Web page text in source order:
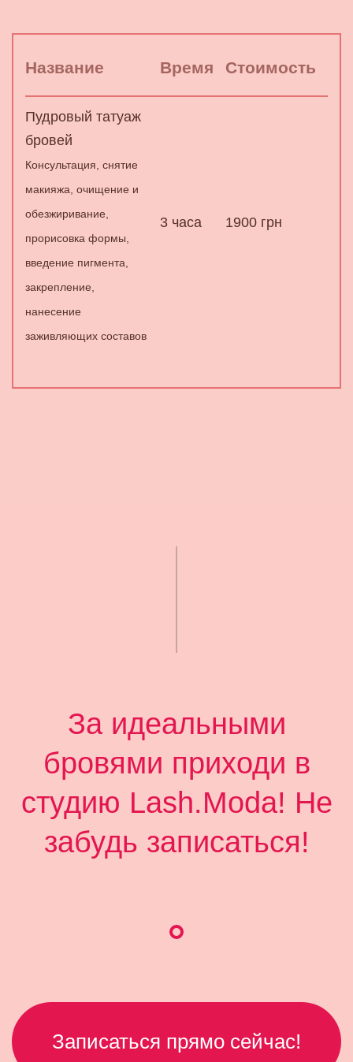
Название Время Стоимость
Пудровый татуаж
бровей
Консультация, снятие
макияжа, очищение и
обезжиривание,
прорисовка формы,
введение пигмента,
закрепление,
нанесение
заживляющих составов
3 часа 1900 грн
За идеальными
бровями приходи в
студию Lash.Moda! Не
забудь записаться!
Записаться прямо сейчас!